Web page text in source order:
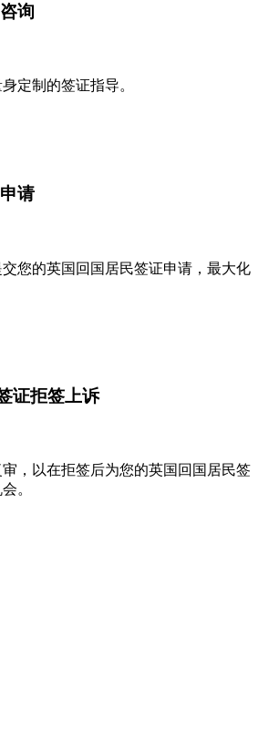
询
定制的签证指导。
请
您的英国回国居民签证申请，最大化
证拒签上诉
，以在拒签后为您的英国回国居民签
。